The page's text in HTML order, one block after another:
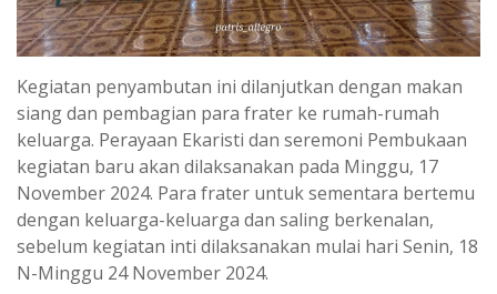
Kegiatan penyambutan ini dilanjutkan dengan makan
siang dan pembagian para frater ke rumah-rumah
keluarga. Perayaan Ekaristi dan seremoni Pembukaan
kegiatan baru akan dilaksanakan pada Minggu, 17
November 2024. Para frater untuk sementara bertemu
dengan keluarga-keluarga dan saling berkenalan,
sebelum kegiatan inti dilaksanakan mulai hari Senin, 18
N-Minggu 24 November 2024.